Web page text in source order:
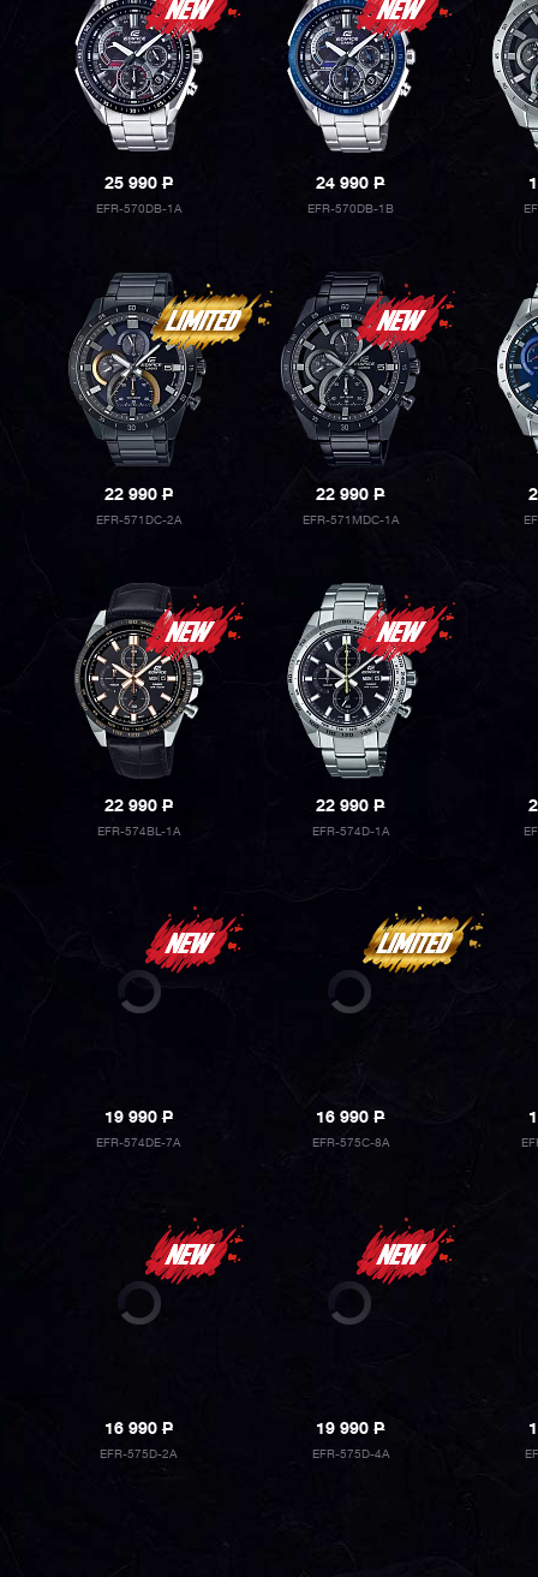
25 990P
EFR-570DB-1A
24 990P
EFR-570DB-1B
22 990P
EFR-571DC-2A
22 990P
EFR-571MDC-1A
22 990P
EFR-574BL-1A
22 990P
EFR-574D-1A
19 990P
EFR-574DE-7A
16 990P
EFR-575C-8A
16 990P
EFR-575D-2A
19 990P
EFR-575D-4A